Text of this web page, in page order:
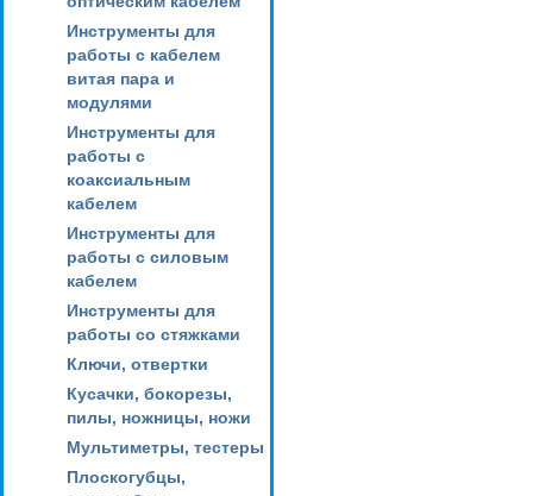
Инструменты для
работы с кабелем
витая пара и
модулями
Инструменты для
работы с
коаксиальным
кабелем
Инструменты для
работы с силовым
кабелем
Инструменты для
работы со стяжками
Ключи, отвертки
Кусачки, бокорезы,
пилы, ножницы, ножи
Мультиметры, тестеры
Плоскогубцы,